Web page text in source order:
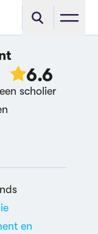
6.6
scholier
en